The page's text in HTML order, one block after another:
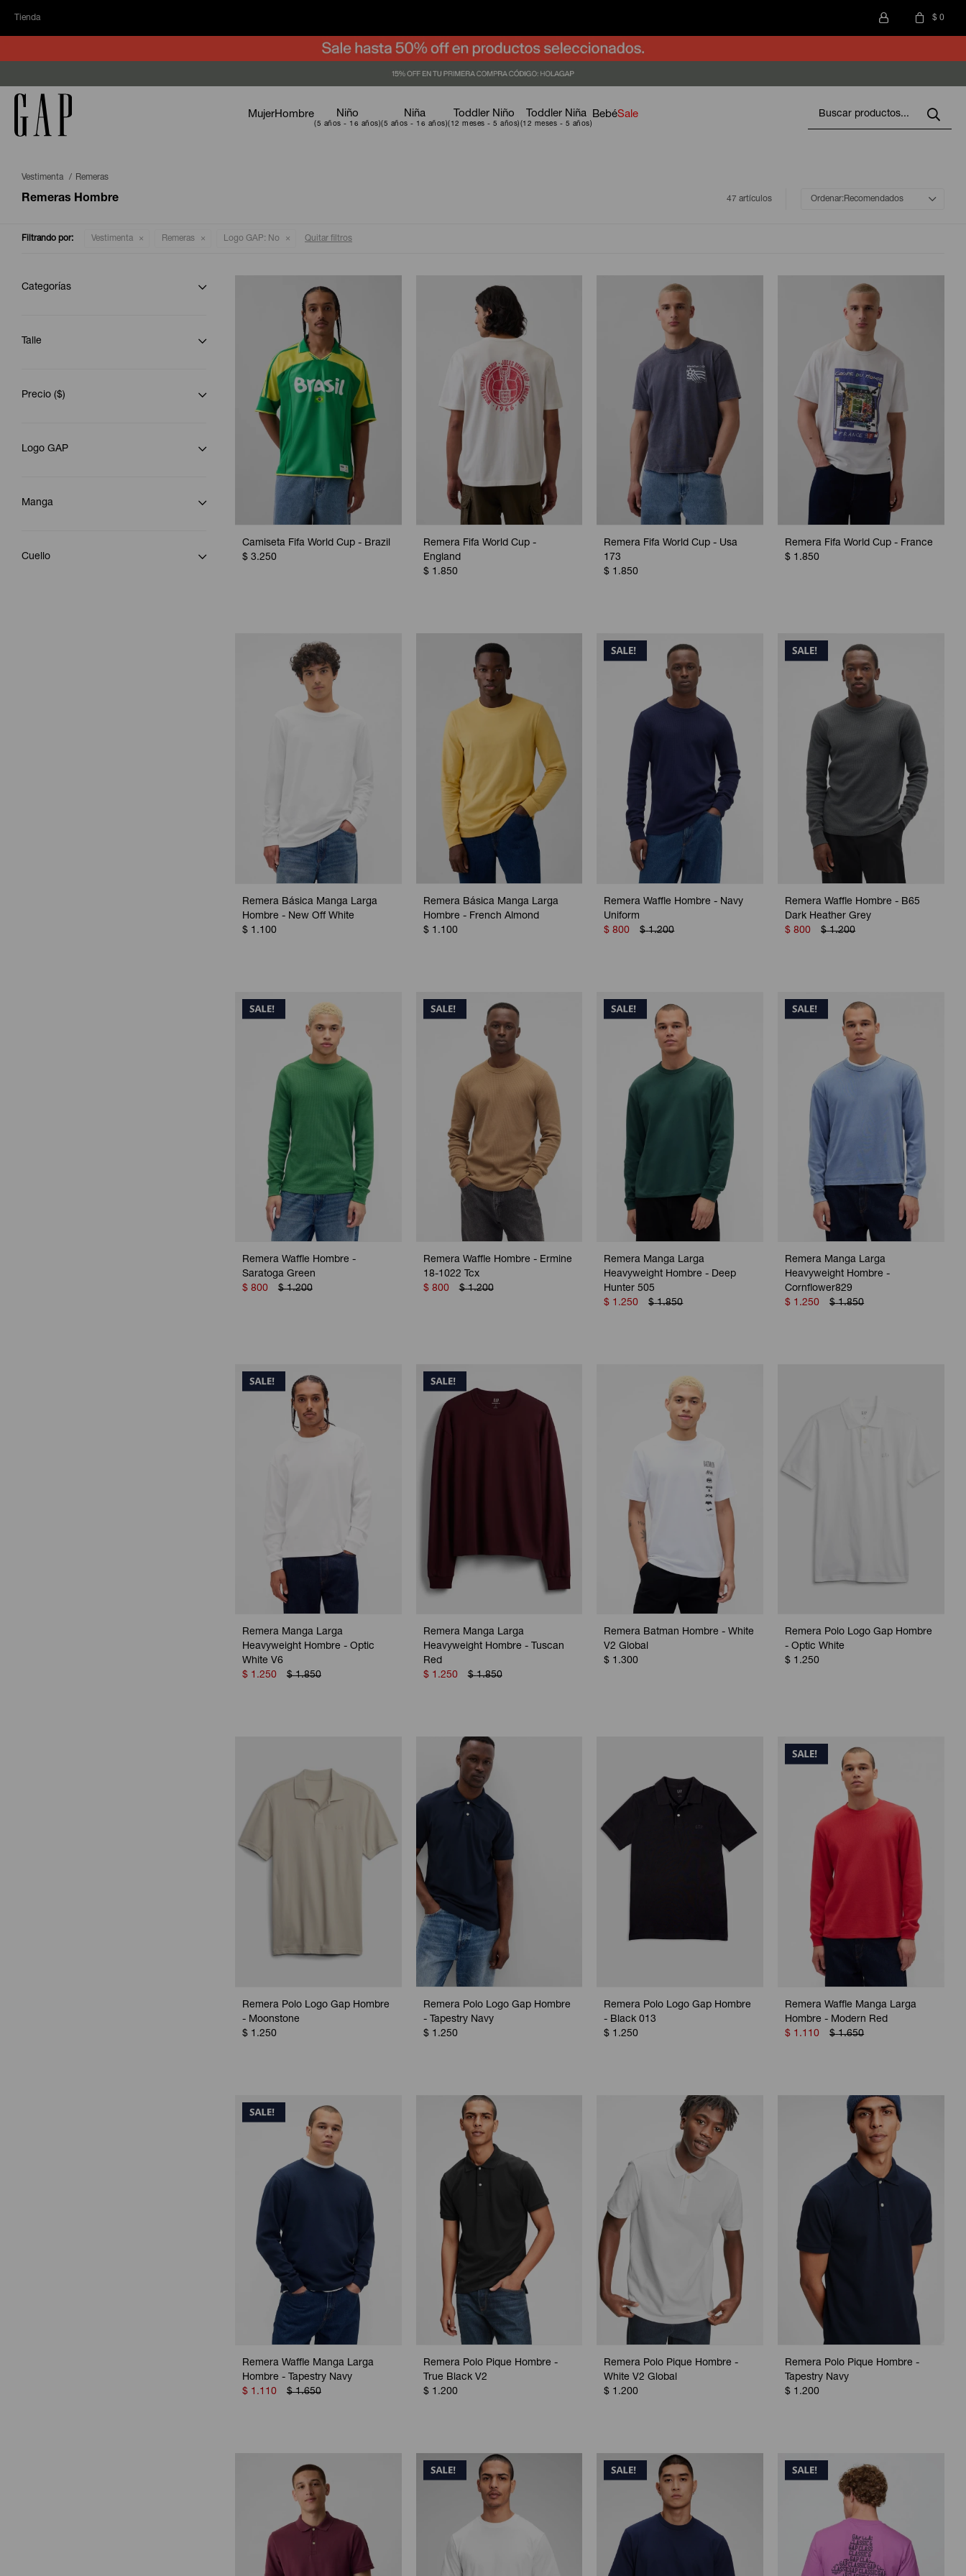
Tienda $ 0
MujerHombre Niño Niña Toddler Niño Toddler Niña BebéSale
Vestimenta Remeras
Remeras Hombre 47 artículos Recomendados
Filtrando por: Vestimenta Remeras Logo GAP: No Quitar filtros
Camiseta Fifa World Cup - Brazil
$ 3.250
Remera Fifa World Cup -
England
$ 1.850
Remera Fifa World Cup - Usa
173
$ 1.850
Remera Fifa World Cup - France
$ 1.850
Remera Básica Manga Larga
Hombre - New Off White
$ 1.100
Remera Básica Manga Larga
Hombre - French Almond
$ 1.100
Remera Waffle Hombre - Navy
Uniform
$ 800 $ 1.200
Remera Waffle Hombre - B65
Dark Heather Grey
$ 800 $ 1.200
Remera Waffle Hombre -
Saratoga Green
$ 800 $ 1.200
Remera Waffle Hombre - Ermine
18-1022 Tcx
$ 800 $ 1.200
Remera Manga Larga
Heavyweight Hombre - Deep
Hunter 505
$ 1.250 $ 1.850
Remera Manga Larga
Heavyweight Hombre -
Cornflower829
$ 1.250 $ 1.850
Remera Manga Larga
Heavyweight Hombre - Optic
White V6
$ 1.250 $ 1.850
Remera Manga Larga
Heavyweight Hombre - Tuscan
Red
$ 1.250 $ 1.850
Remera Batman Hombre - White
V2 Global
$ 1.300
Remera Polo Logo Gap Hombre
- Optic White
$ 1.250
Remera Polo Logo Gap Hombre
- Moonstone
$ 1.250
Remera Polo Logo Gap Hombre
- Tapestry Navy
$ 1.250
Remera Polo Logo Gap Hombre
- Black 013
$ 1.250
Remera Waffle Manga Larga
Hombre - Modern Red
$ 1.110 $ 1.650
Remera Waffle Manga Larga
Hombre - Tapestry Navy
$ 1.110 $ 1.650
Remera Polo Pique Hombre -
True Black V2
$ 1.200
Remera Polo Pique Hombre -
White V2 Global
$ 1.200
Remera Polo Pique Hombre -
Tapestry Navy
$ 1.200
Categorías
Talle
Precio ($)
Logo GAP
Manga
Cuello